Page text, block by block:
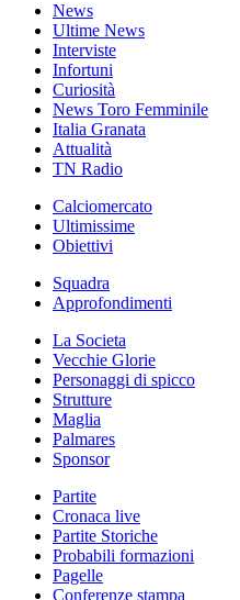
News
Ultime News
Interviste
Infortuni
Curiosità
News Toro Femminile
Italia Granata
Attualità
TN Radio
Calciomercato
Ultimissime
Obiettivi
Squadra
Approfondimenti
La Societa
Vecchie Glorie
Personaggi di spicco
Strutture
Maglia
Palmares
Sponsor
Partite
Cronaca live
Partite Storiche
Probabili formazioni
Pagelle
Conferenze stampa